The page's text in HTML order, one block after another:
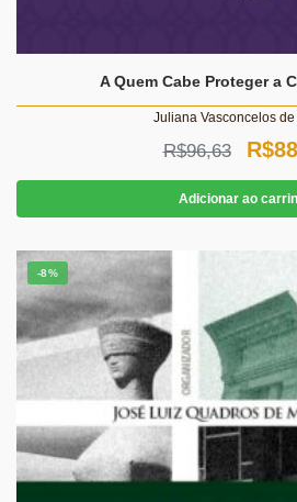
A Quem Cabe Proteger a
Juliana Vasconcelos
R$96,63
O
R$
Adicionar ao
-8%